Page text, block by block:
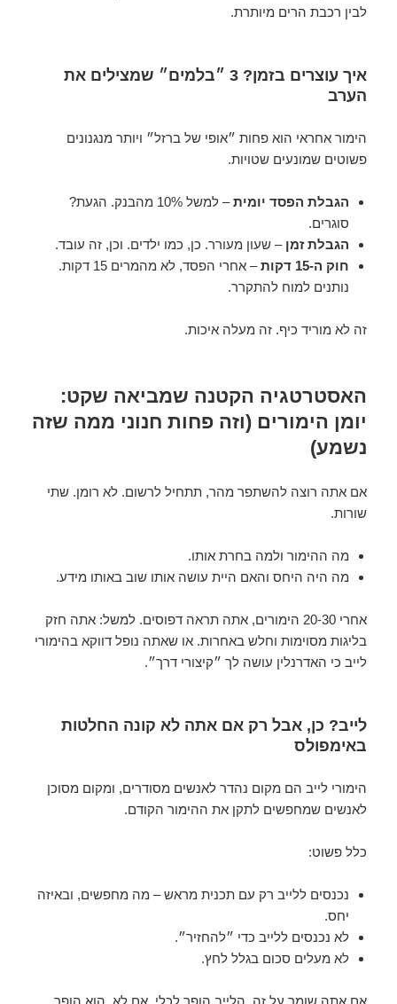
לבין רכבת הרים מיותרת.
איך עוצרים בזמן? 3 ״בלמים״ שמצילים את
הערב
הימור אחראי הוא פחות ״אופי של ברזל״ ויותר מנגנונים
פשוטים שמונעים שטויות.
הגבלת הפסד יומית
– למשל 10% מהבנק. הגעת?
סוגרים.
הגבלת זמן – שעון מעורר. כן, כמו ילדים. וכן, זה עובד.
חוק ה-15 דקות
– אחרי הפסד, לא מהמרים 15 דקות.
נותנים למוח להתקרר.
זה לא מוריד כיף. זה מעלה איכות.
האסטרטגיה הקטנה שמביאה שקט:
יומן הימורים (וזה פחות חנוני ממה שזה
נשמע)
אם אתה רוצה להשתפר מהר, תתחיל לרשום. לא רומן. שתי
שורות.
מה ההימור ולמה בחרת אותו.
מה היה היחס והאם היית עושה אותו שוב באותו מידע.
אחרי 20-30 הימורים, אתה תראה דפוסים. למשל: אתה חזק
בליגות מסוימות וחלש באחרות. או שאתה נופל דווקא בהימורי
לייב כי האדרנלין עושה לך ״קיצורי דרך״.
לייב? כן, אבל רק אם אתה לא קונה החלטות
באימפולס
הימורי לייב הם מקום נהדר לאנשים מסודרים, ומקום מסוכן
לאנשים שמחפשים לתקן את ההימור הקודם.
כלל פשוט:
נכנסים ללייב רק עם תכנית מראש – מה מחפשים, ובאיזה
יחס.
לא נכנסים ללייב כדי ״להחזיר״.
לא מעלים סכום בגלל לחץ.